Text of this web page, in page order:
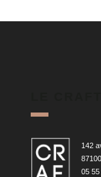
142
05